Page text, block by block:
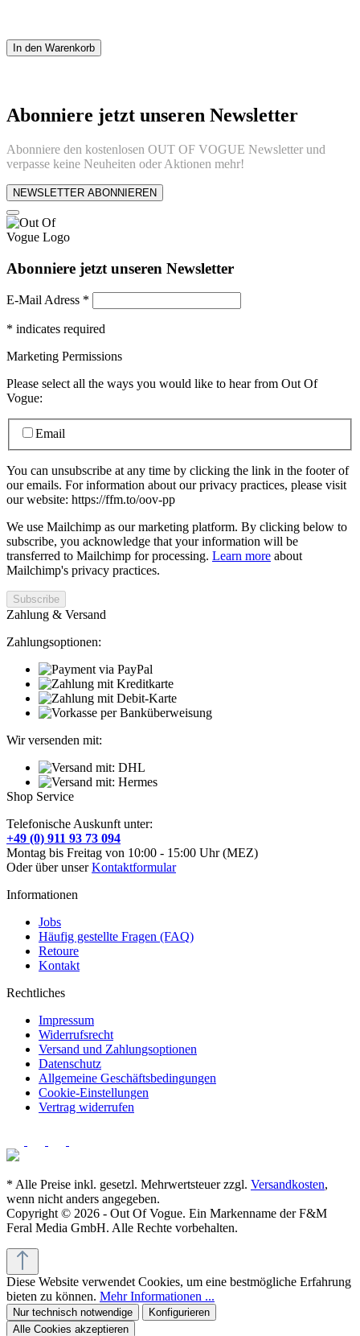
In den Warenkorb
Abonniere jetzt unseren Newsletter
Abonniere den kostenlosen OUT OF VOGUE Newsletter und
verpasse keine Neuheiten oder Aktionen mehr!
NEWSLETTER ABONNIEREN
Abonniere jetzt unseren Newsletter
E-Mail Adress *
* indicates required
Marketing Permissions
Please select all the ways you would like to hear from Out Of
Vogue:
Email
You can unsubscribe at any time by clicking the link in the footer of
our emails. For information about our privacy practices, please visit
our website: https://ffm.to/oov-pp
We use Mailchimp as our marketing platform. By clicking below to
subscribe, you acknowledge that your information will be
transferred to Mailchimp for processing. Learn more about
Mailchimp's privacy practices.
Zahlung & Versand
Zahlungsoptionen:
Wir versenden mit:
Shop Service
Telefonische Auskunft unter:
+49 (0) 911 93 73 094
Montag bis Freitag von 10:00 - 15:00 Uhr (MEZ)
Oder über unserKontaktformular
Informationen
Jobs
Häufig gestellte Fragen (FAQ)
Retoure
Kontakt
Rechtliches
Impressum
Widerrufsrecht
Versand und Zahlungsoptionen
Datenschutz
Allgemeine Geschäftsbedingungen
Cookie-Einstellungen
Vertrag widerrufen
* Alle Preise inkl. gesetzl. Mehrwertsteuer zzgl. Versandkosten,
wenn nicht anders angegeben.
Copyright © 2026 - Out Of Vogue. Ein Markenname der F&M
Feral Media GmbH. Alle Rechte vorbehalten.
Diese Website verwendet Cookies, um eine bestmögliche Erfahrung
bieten zu können. Mehr Informationen ...
Nur technisch notwendige
Konfigurieren
Alle Cookies akzeptieren